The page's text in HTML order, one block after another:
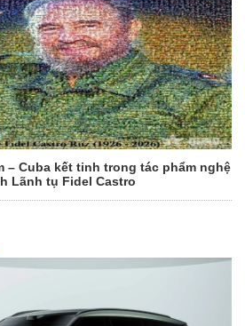
– Cuba kết tinh trong tác phẩm nghệ
Lãnh tụ Fidel Castro